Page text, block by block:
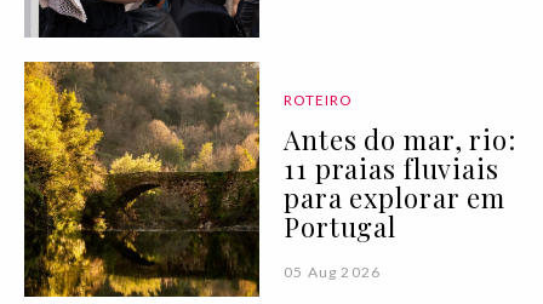
ROTEIRO
Antes do mar, rio:
11 praias fluviais
para explorar em
Portugal
05 Aug 2026